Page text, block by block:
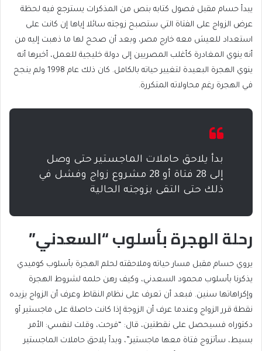
يبدأ حسام مقبل فصول كتابه بنص من المذكرات يسترجع فيه لحظة
عرض الزواج على الفتاة التي ستصبح زوجته سائلا إياها إن كانت على
استعداد للعيش معه خارج مصر، وبعد أن صحح لها ما ذهبت إليه من
أنه ينوي المغادرة كأغلب المصريين إلى دولة خليجية للعمل، أخبرها أنه
ينوي الهجرة البعيدة لتغيير حياته بالكامل. كان ذلك عام 1998 ولم ينجح
في الهجرة رغم محاولاته المتكررة.
بدأ يلاحق حاملات الماجستير حتى وصل
إلى 28 فتاة أو 28 مشروع زواج وفشل في
ذلك حتى التقى بزوجته الحالية
رحلة الهجرة بأسلوب “السعدني”
يروي حسام مقبل مسار حياته وملاحقته لحلم الهجرة بأسلوب كوميدي
يذكرنا بأسلوب محمود السعدني، وكيف رهن حلمه لشروط الهجرة
وإكراهاتها سنين. فبعد أن تعرف على نظام النقاط وعرف أن الزواج يزيده
نقطة قرر الزواج وعندما عرف أن الزوجة إذا كانت حاصلة على ماجستير أو
دكتوراه فسيحصل على نقطتين، قال: “فرحت، وقلت لنفسي: الأمر
بسيط، سأتزوج فتاة معها ماجستير”، وبدأ يلاحق حاملات الماجستير